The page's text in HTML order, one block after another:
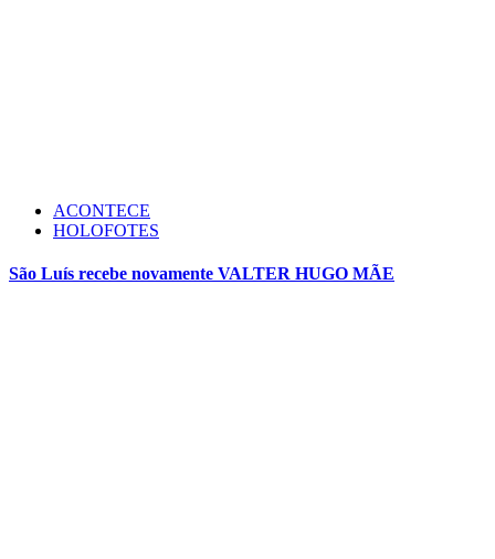
ACONTECE
HOLOFOTES
São Luís recebe novamente VALTER HUGO MÃE